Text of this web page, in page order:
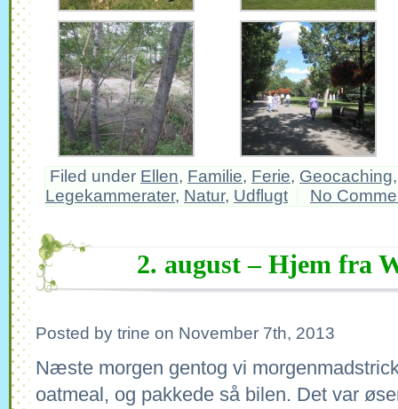
Filed under Ellen, Familie, Ferie, Geocaching
Legekammerater, Natur, Udflugt No
2. august – Hjem fra
Posted by trine on November 7th, 2013
Næste morgen gentog vi
oatmeal, og pakkede så bilen. Det var